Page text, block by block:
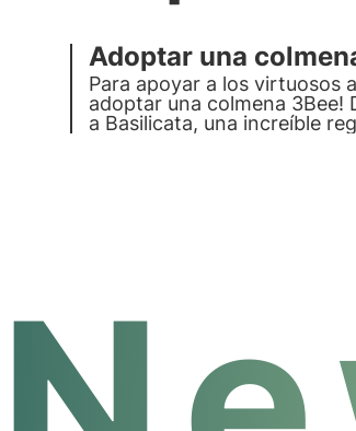
Adoptar una
Para apoyar a los virtuosos
adoptar una colmena 3Bee!
a Basilicata, una increíble